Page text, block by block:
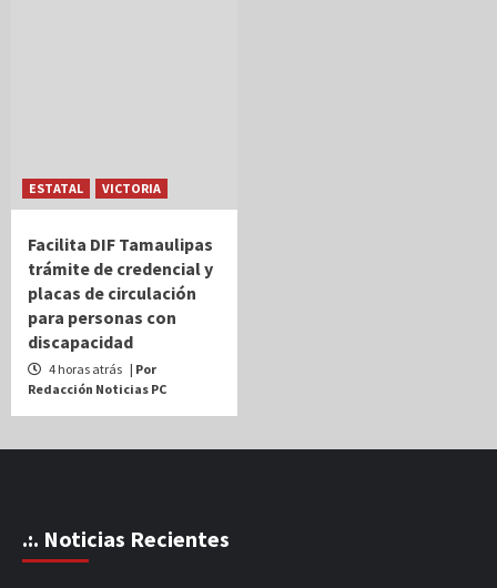
ESTATAL VICTORIA
Facilita DIF Tamaulipas
trámite de credencial y
placas de circulación
para personas con
discapacidad
4 horas atrás | Por
Redacción Noticias PC
.:. Noticias Recientes